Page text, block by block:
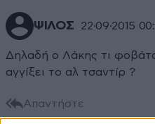
ΨΙΛΟΣ 22·09·2015
Δηλαδή ο Λάκης τι
αγγίξει το αλ τσαντίρ ?
Απαντήστε